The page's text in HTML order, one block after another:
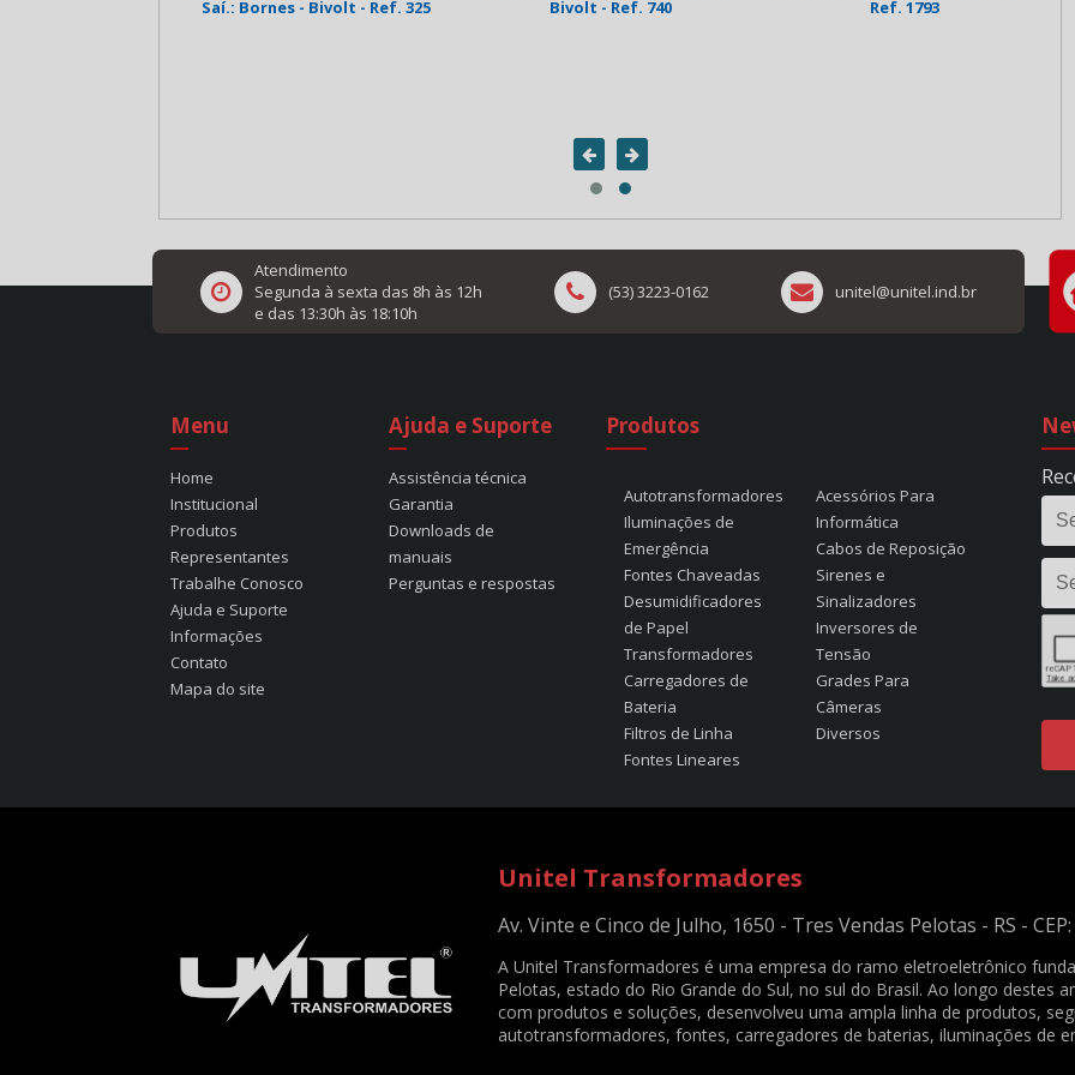
Bivolt - Ref. 740
Ref. 1793
Mesa - Plug 5,5x1,5 (-) - Bivolt - Ref.
Atendimento
Segunda à sexta das 8h às 12h
e das 13:30h às 18:10h
(53) 3223-0162 unitel@unitel.ind.br
Menu
Home
Institucional
Produtos
Representantes
Trabalhe Conosco
Ajuda e Suporte
Informações
Contato
Mapa do site
Ajuda e Suporte
Assistência técnica
Garantia
Downloads de
manuais
Perguntas e respostas
Produtos
Autotransformadores
Iluminações de
Emergência
Fontes Chaveadas
Desumidificadores
de Papel
Transformadores
Carregadores de
Bateria
Filtros de Linha
Fontes Lineares
Acessórios Para
Informática
Cabos de Reposição
Sirenes e
Sinalizadores
Inversores de
Tensão
Grades Para
Câmeras
Diversos
Unitel Transformadores
Av. Vinte e Cinco de Julho, 1650 - Tres Vendas Pelotas - RS -
A Unitel Transformadores é uma empresa do ramo eletroeletrônico
Pelotas, estado do Rio Grande do Sul, no sul do Brasil. Ao longo destes
com produtos e soluções, desenvolveu uma ampla linha de produtos,
autotransformadores, fontes, carregadores de baterias, iluminações de